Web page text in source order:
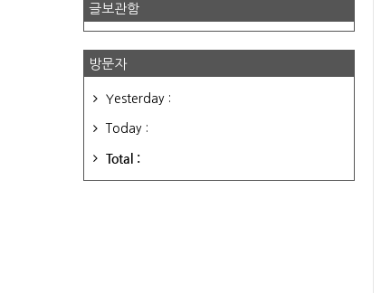
글보관함
방문자
Yesterday :
Today :
Total :